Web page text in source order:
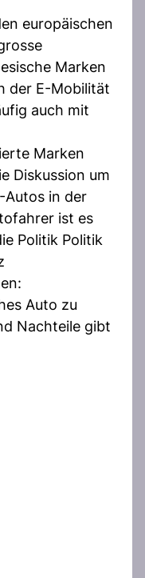
europäischen
Marken
der E-Mobilität
auch mit
Marken
Diskussion um
Autos in der
ist es
Politik Politik
Auto zu
Nachteile gibt